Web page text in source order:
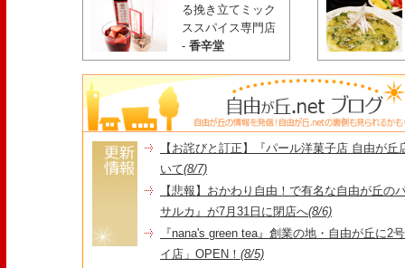
る挽き立てミック
ススパイス専門店
- 香辛堂
【お詫びと訂正】『パール洋菓子店 自由が
いて(8/7)
【悲報】おかわり自由！で有名な自由が丘の
サルカ』が7月31日に閉店へ(8/6)
『nana's green tea』創業の地・自由が丘に2
イ店」OPEN！ (8/5)